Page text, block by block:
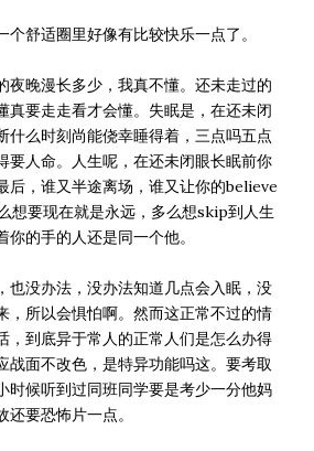
舒适圈里好像有比较快乐一点了。
夜晚漫长多少，我真不懂。还未走过的
真要走走看才会懂。失眠是，在还未闭
什么时刻尚能侥幸睡得着，三点吗五点
要人命。人生呢，在还未闭眼长眠前你
后，谁又半途离场，谁又让你的believe
想要现在就是永远，多么想skip到人生
的手的人还是同一个他。
也没办法，没办法知道几点会入眠，没
，所以会惧怕啊。然而这正常不过的情
，到底异于常人的正常人们是怎么办得
战面不改色，是特异功能吗这。要考取
时候听到过同班同学要是考少一分他妈
要恐怖片一点。